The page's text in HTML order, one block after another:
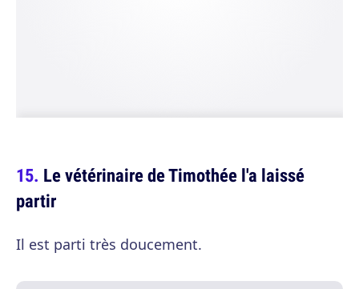
Le vétérinaire de Timothée l'a laissé
partir
Il est parti très doucement.